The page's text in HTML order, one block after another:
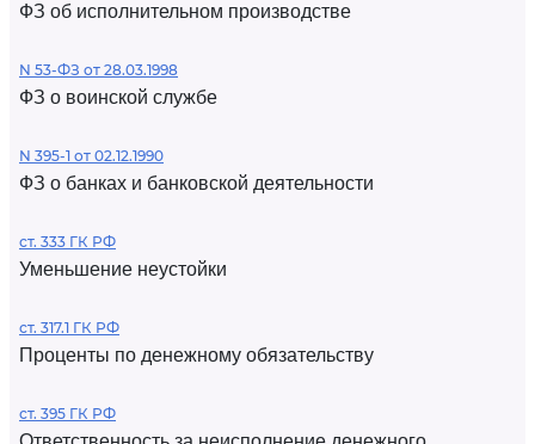
ФЗ об исполнительном производстве
N 53-ФЗ от 28.03.1998
ФЗ о воинской службе
N 395-1 от 02.12.1990
ФЗ о банках и банковской деятельности
ст. 333 ГК РФ
Уменьшение неустойки
ст. 317.1 ГК РФ
Проценты по денежному обязательству
ст. 395 ГК РФ